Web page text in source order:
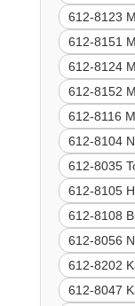
612-8123
612-8151
612-8124
612-8152
612-8116
612-8104
612-8035
612-8105
612-8108
612-8056
612-8202
612-8047